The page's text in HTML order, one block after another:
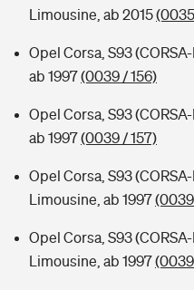
Limousine, ab 2015
Opel Corsa, S93
ab 1997(0039 / 156)
Opel Corsa, S93
ab 1997(0039 / 157)
Opel Corsa, S93
Limousine, ab 1997
Opel Corsa, S93
Limousine, ab 1997